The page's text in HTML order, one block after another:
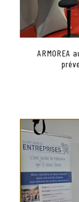
ARMOREA